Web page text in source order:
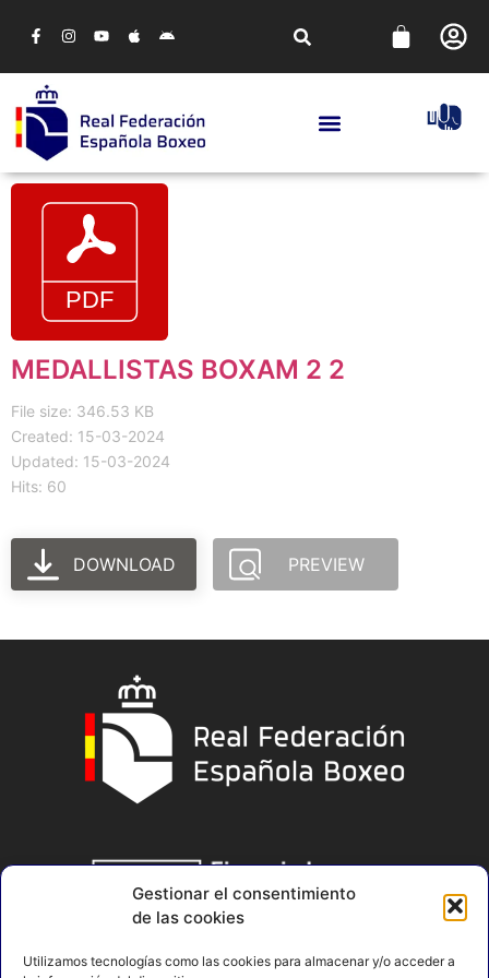
Gestionar el consentimiento
de las cookies
Utilizamos tecnologías como las cookies para almacenar y/o acceder a
MEDALLISTAS BOXAM 2 2
File size: 346.53 KB
Created: 15-03-2024
Updated: 15-03-2024
Hits: 60
DOWNLOAD PREVIEW